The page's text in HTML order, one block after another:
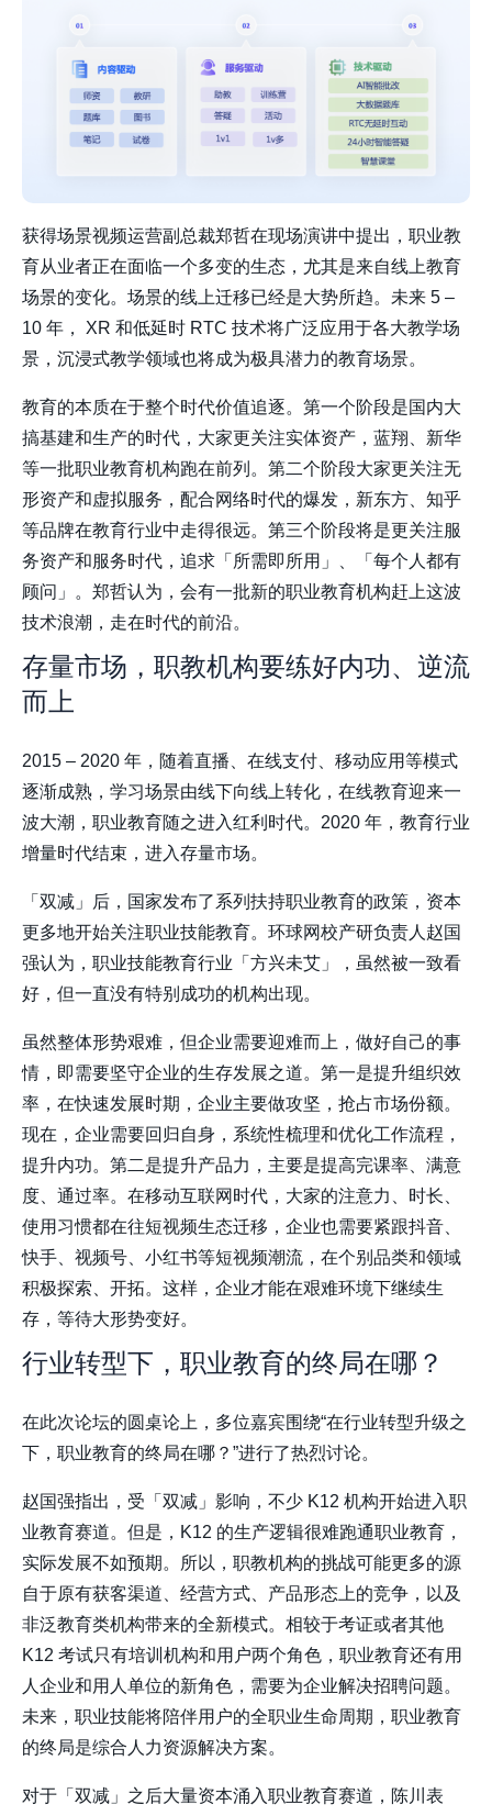
获得场景视频运营副总裁郑哲在现场演讲中提出，职业教
育从业者正在面临一个多变的生态，尤其是来自线上教育
场景的变化。场景的线上迁移已经是大势所趋。未来 5 –
10 年， XR 和低延时 RTC 技术将广泛应用于各大教学场
景，沉浸式教学领域也将成为极具潜力的教育场景。
教育的本质在于整个时代价值追逐。第一个阶段是国内大
搞基建和生产的时代，大家更关注实体资产，蓝翔、新华
等一批职业教育机构跑在前列。第二个阶段大家更关注无
形资产和虚拟服务，配合网络时代的爆发，新东方、知乎
等品牌在教育行业中走得很远。第三个阶段将是更关注服
务资产和服务时代，追求「所需即所用」、「每个人都有
顾问」。郑哲认为，会有一批新的职业教育机构赶上这波
技术浪潮，走在时代的前沿。
存量市场，职教机构要练好内功、逆流
而上
2015 – 2020 年，随着直播、在线支付、移动应用等模式
逐渐成熟，学习场景由线下向线上转化，在线教育迎来一
波大潮，职业教育随之进入红利时代。2020 年，教育行业
增量时代结束，进入存量市场。
「双减」后，国家发布了系列扶持职业教育的政策，资本
更多地开始关注职业技能教育。环球网校产研负责人赵国
强认为，职业技能教育行业「方兴未艾」，虽然被一致看
好，但一直没有特别成功的机构出现。
虽然整体形势艰难，但企业需要迎难而上，做好自己的事
情，即需要坚守企业的生存发展之道。第一是提升组织效
率，在快速发展时期，企业主要做攻坚，抢占市场份额。
现在，企业需要回归自身，系统性梳理和优化工作流程，
提升内功。第二是提升产品力，主要是提高完课率、满意
度、通过率。在移动互联网时代，大家的注意力、时长、
使用习惯都在往短视频生态迁移，企业也需要紧跟抖音、
快手、视频号、小红书等短视频潮流，在个别品类和领域
积极探索、开拓。这样，企业才能在艰难环境下继续生
存，等待大形势变好。
行业转型下，职业教育的终局在哪？
在此次论坛的圆桌论上，多位嘉宾围绕“在行业转型升级之
下，职业教育的终局在哪？”进行了热烈讨论。
赵国强指出，受「双减」影响，不少 K12 机构开始进入职
业教育赛道。但是，K12 的生产逻辑很难跑通职业教育，
实际发展不如预期。所以，职教机构的挑战可能更多的源
自于原有获客渠道、经营方式、产品形态上的竞争，以及
非泛教育类机构带来的全新模式。相较于考证或者其他
K12 考试只有培训机构和用户两个角色，职业教育还有用
人企业和用人单位的新角色，需要为企业解决招聘问题。
未来，职业技能将陪伴用户的全职业生命周期，职业教育
的终局是综合人力资源解决方案。
对于「双减」之后大量资本涌入职业教育赛道，陈川表